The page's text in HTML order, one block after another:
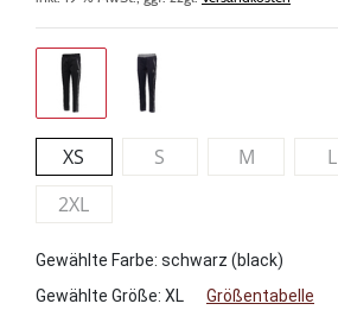
XS S M L
2XL
Gewählte Farbe: schwarz (black)
Gewählte Größe: XL Größentabelle